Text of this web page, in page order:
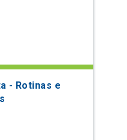
- Rotinas e